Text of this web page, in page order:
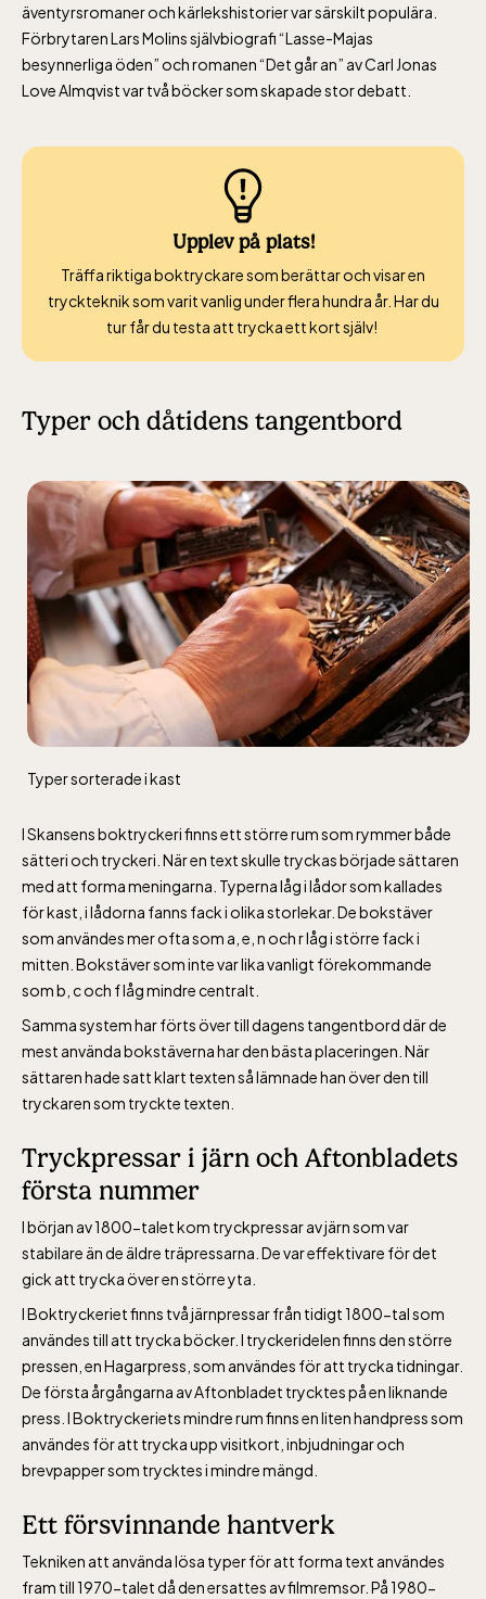
äventyrsromaner och kärlekshistorier var särskilt populära.
Förbrytaren Lars Molins självbiografi “Lasse-Majas
besynnerliga öden” och romanen “Det går an” av Carl Jonas
Love Almqvist var två böcker som skapade stor debatt.
Upplev på plats!
Träffa riktiga boktryckare som berättar och visar en
tryckteknik som varit vanlig under flera hundra år. Har du
tur får du testa att trycka ett kort själv!
Typer och dåtidens tangentbord
Typer sorterade i kast
I Skansens boktryckeri finns ett större rum som rymmer både
sätteri och tryckeri. När en text skulle tryckas började sättaren
med att forma meningarna. Typerna låg i lådor som kallades
för kast, i lådorna fanns fack i olika storlekar. De bokstäver
som användes mer ofta som a, e, n och r låg i större fack i
mitten. Bokstäver som inte var lika vanligt förekommande
som b, c och f låg mindre centralt.
Samma system har förts över till dagens tangentbord där de
mest använda bokstäverna har den bästa placeringen. När
sättaren hade satt klart texten så lämnade han över den till
tryckaren som tryckte texten.
Tryckpressar i järn och Aftonbladets
första nummer
I början av 1800-talet kom tryckpressar av järn som var
stabilare än de äldre träpressarna. De var effektivare för det
gick att trycka över en större yta.
I Boktryckeriet finns två järnpressar från tidigt 1800-tal som
användes till att trycka böcker. I tryckeridelen finns den större
pressen, en Hagarpress, som användes för att trycka tidningar.
De första årgångarna av Aftonbladet trycktes på en liknande
press. I Boktryckeriets mindre rum finns en liten handpress som
användes för att trycka upp visitkort, inbjudningar och
brevpapper som trycktes i mindre mängd.
Ett försvinnande hantverk
Tekniken att använda lösa typer för att forma text användes
fram till 1970-talet då den ersattes av filmremsor. På 1980-